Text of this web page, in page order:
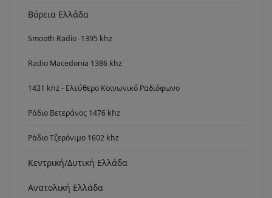
Βόρεια Ελλάδα
Smooth Radio -1395 khz
Radio Macedonia 1386 khz
1431 khz - Ελεύθερο Κοινωνικό Ραδιόφωνο
Ράδιο Βετεράνος 1476 khz
Ράδιο Τζερόνιμο 1602 khz
Κεντρική/Δυτική Ελλάδα
Ανατολική Ελλάδα